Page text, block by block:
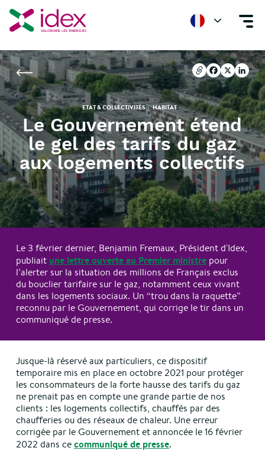
Accueil Nos actualités Le Gouvernement étend le gel des tarifs du gaz
Copier l'url
Facebook
X
ETAT & COLLECTIVITÉS HABITAT
Le Gouvernement étend
le gel des tarifs du gaz
aux logements collectifs
Copier l'url
Facebook
X
Le 3 février dernier, Benjamin Fremaux, Président d'Idex,
publiait une lettre ouverte au Premier ministrepour
l’alerter sur la situation des millions de Français exclus
du bouclier tarifaire sur le gaz, notamment ceux vivant
dans les logements sociaux. Un “trou dans la raquette”
reconnu par le Gouvernement, qui corrige le tir dans un
communiqué de presse.
Jusque-là réservé aux particuliers, ce dispositif
temporaire mis en place en octobre 2021 pour protéger
les consommateurs de la forte hausse des tarifs du gaz
ne prenait pas en compte une grande partie de nos
clients : les logements collectifs, chauffés par des
chaufferies ou des réseaux de chaleur. Une erreur
corrigée par le Gouvernement et annoncée le 16 février
2022 dans cecommuniqué de presse.